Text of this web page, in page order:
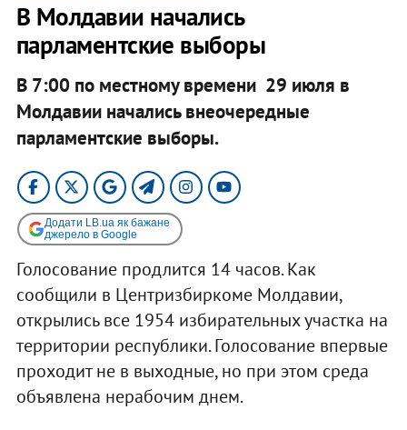
В Молдавии начались
парламентские выборы
В 7:00 по местному времени 29 июля в
Молдавии начались внеочередные
парламентские выборы.
Додати LB.ua як бажане
джерело в Google
Голосование продлится 14 часов. Как
сообщили в Центризбиркоме Молдавии,
открылись все 1954 избирательных участка на
территории республики. Голосование впервые
проходит не в выходные, но при этом среда
объявлена нерабочим днем.